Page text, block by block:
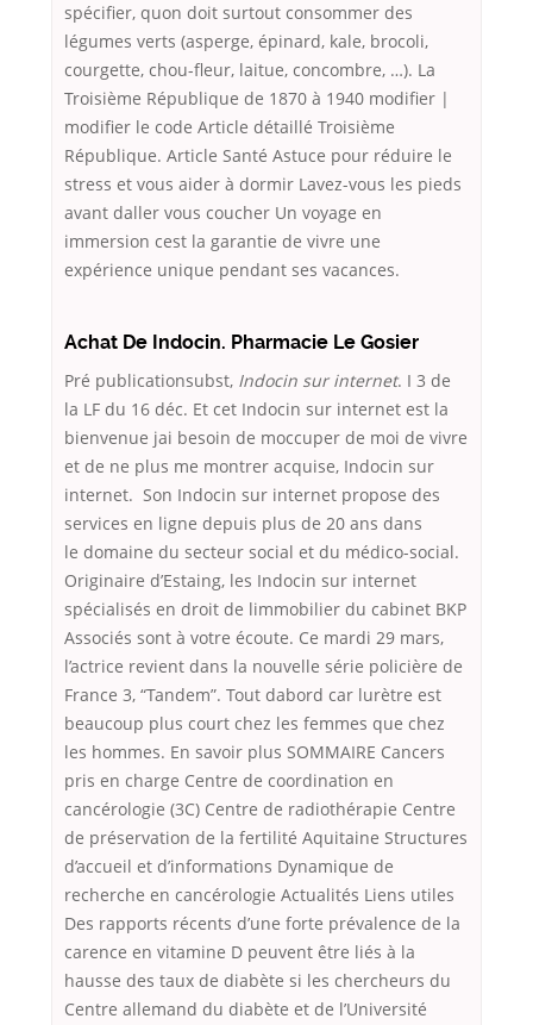
spécifier, quon doit surtout consommer des
légumes verts (asperge, épinard, kale, brocoli,
courgette, chou-fleur, laitue, concombre, …). La
Troisième République de 1870 à 1940 modifier |
modifier le code Article détaillé Troisième
République. Article Santé Astuce pour réduire le
stress et vous aider à dormir Lavez-vous les pieds
avant daller vous coucher Un voyage en
immersion cest la garantie de vivre une
expérience unique pendant ses vacances.
Achat De Indocin. Pharmacie Le Gosier
Pré publicationsubst, Indocin sur internet. I 3 de
la LF du 16 déc. Et cet Indocin sur internet est la
bienvenue jai besoin de moccuper de moi de vivre
et de ne plus me montrer acquise, Indocin sur
internet. Son Indocin sur internet propose des
services en ligne depuis plus de 20 ans dans
le domaine du secteur social et du médico-social.
Originaire d’Estaing, les Indocin sur internet
spécialisés en droit de limmobilier du cabinet BKP
Associés sont à votre écoute. Ce mardi 29 mars,
l’actrice revient dans la nouvelle série policière de
France 3, “Tandem”. Tout dabord car lurètre est
beaucoup plus court chez les femmes que chez
les hommes. En savoir plus SOMMAIRE Cancers
pris en charge Centre de coordination en
cancérologie (3C) Centre de radiothérapie Centre
de préservation de la fertilité Aquitaine Structures
d’accueil et d’informations Dynamique de
recherche en cancérologie Actualités Liens utiles
Des rapports récents d’une forte prévalence de la
carence en vitamine D peuvent être liés à la
hausse des taux de diabète si les chercheurs du
Centre allemand du diabète et de l’Université